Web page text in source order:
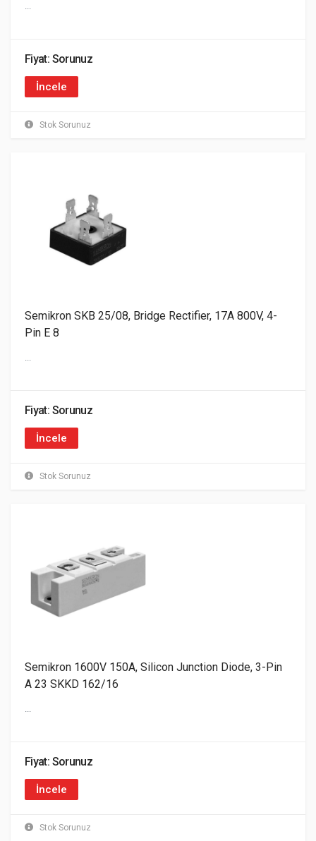
Stok Sorunuz
...
Fiyat: Sorunuz
İncele
Stok Sorunuz
Semikron SKB 25/08, Bridge Rectifier, 17A 800V, 4-
Pin E 8
...
Fiyat: Sorunuz
İncele
Stok Sorunuz
Semikron 1600V 150A, Silicon Junction Diode, 3-Pin
A 23 SKKD 162/16
...
Fiyat: Sorunuz
İncele